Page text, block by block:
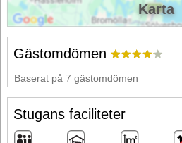
Gästomdömen
Baserat på 7 gästomdömen
Stugans faciliteter
Karta